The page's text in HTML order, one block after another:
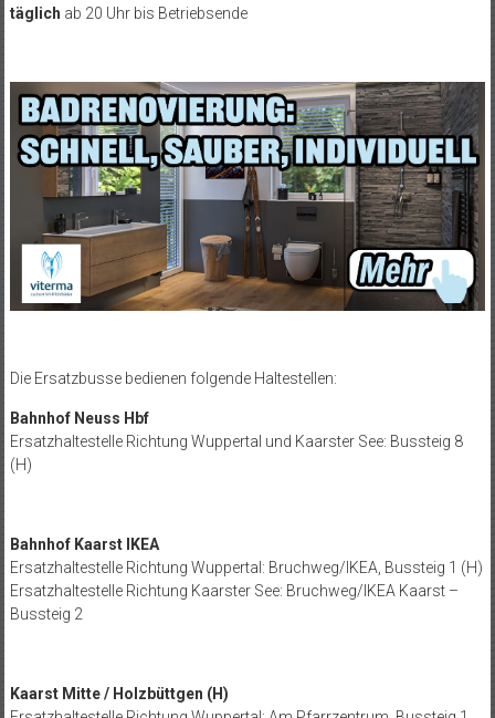
täglich ab 20 Uhr bis Betriebsende
Die Ersatzbusse bedienen folgende Haltestellen:
Bahnhof Neuss Hbf
Ersatzhaltestelle Richtung Wuppertal und Kaarster See: Bussteig 8
(H)
Bahnhof Kaarst IKEA
Ersatzhaltestelle Richtung Wuppertal: Bruchweg/IKEA, Bussteig 1 (H)
Ersatzhaltestelle Richtung Kaarster See: Bruchweg/IKEA Kaarst –
Bussteig 2
Kaarst Mitte / Holzbüttgen (H)